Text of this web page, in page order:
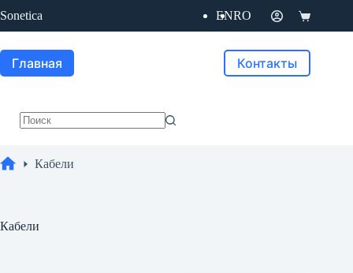
к
сути
Sonetica ENRO Корзина
Главная Контакты
найдено
Кабели
Кабели